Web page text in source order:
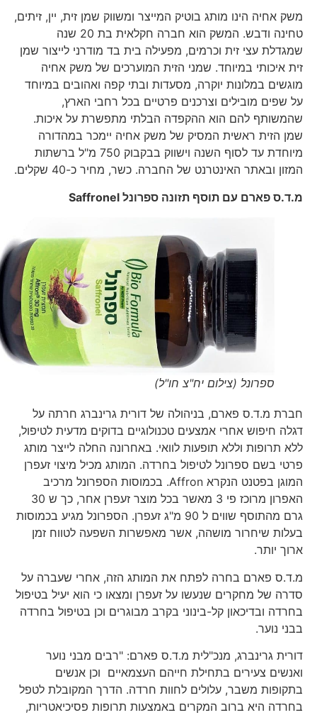
משק אחיה הינו מותג בוטיק המייצר ומשווק שמן זית, יין, זיתים,
טחינה ודבש. המשק הוא חברה חקלאית בת 20 שנה
שמגדלת עצי זית וכרמים, מפעילה בית בד מודרני לייצור שמן
זית איכותי במיוחד. שמני הזית המוערכים של משק אחיה
מוגשים במלונות יוקרה, מסעדות ובתי קפה ואהובים במיוחד
על שפים מובילים וצרכנים פרטיים בכל רחבי הארץ,
שהמשותף להם הוא ההקפדה הבלתי מתפשרת על איכות.
שמן הזית ראשית המסיק של משק אחיה יימכר במהדורה
מיוחדת עד לסוף השנה וישווק בבקבוק 750 מ"ל ברשתות
המזון ובאתר האינטרנט של החברה. כשר, מחיר כ-40 שקלים.
מ.ד.ס פארם עם תוסף תזונה ספרונלSaffronel
ספרונל (צילום יח"צ חו"ל)
חברת מ.ד.ס פארם, בניהולה של דורית גרינברג חרתה על
דגלה חיפוש אחרי אמצעים טכנולוגיים בדוקים מדעית לטיפול,
ללא תרופות וללא תופעות לוואי. באחרונה החלה לייצר מותג
פרטי בשם ספרונל לטיפול בחרדה. המותג מכיל מיצוי זעפרן
המוגן בפטנט הנקרא Affron. בכמוסות הספרונל מרכיב
האפרון מרוכז פי 3 מאשר בכל מוצר זעפרן אחר, כך ש 30
גרם מהתוסף שווים ל 90 מ"ג זעפרן. הספרונל מגיע בכמוסות
בעלות שיחרור מושהה, אשר מאפשרות השפעה לטווח זמן
ארוך יותר.
מ.ד.ס פארם בחרה לפתח את המותג הזה, אחרי שעברה על
סדרה של מחקרים שנעשו על זעפרן ומצאו כי הוא יעיל בטיפול
בחרדה ובדיכאון קל-בינוני בקרב מבוגרים וכן בטיפול בחרדה
בבני נוער.
דורית גרינברג, מנכ"לית מ.ד.ס פארם: "רבים מבני נוער
ואנשים צעירים בתחילת חייהם העצמאיים וכן אנשים
בתקופות משבר, עלולים לחוות חרדה. הדרך המקובלת לטפל
בחרדה היא ברוב המקרים באמצעות תרופות פסיכיאטריות,